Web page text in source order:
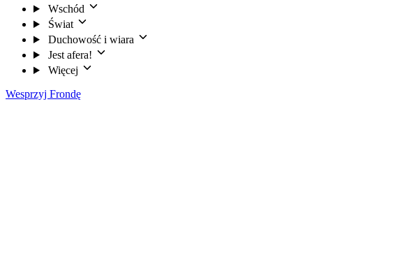
Wschód
Świat
Duchowość i wiara
Jest afera!
Więcej
Wesprzyj Frondę